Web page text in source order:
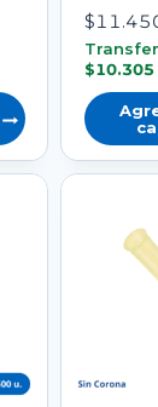
$
$10.305